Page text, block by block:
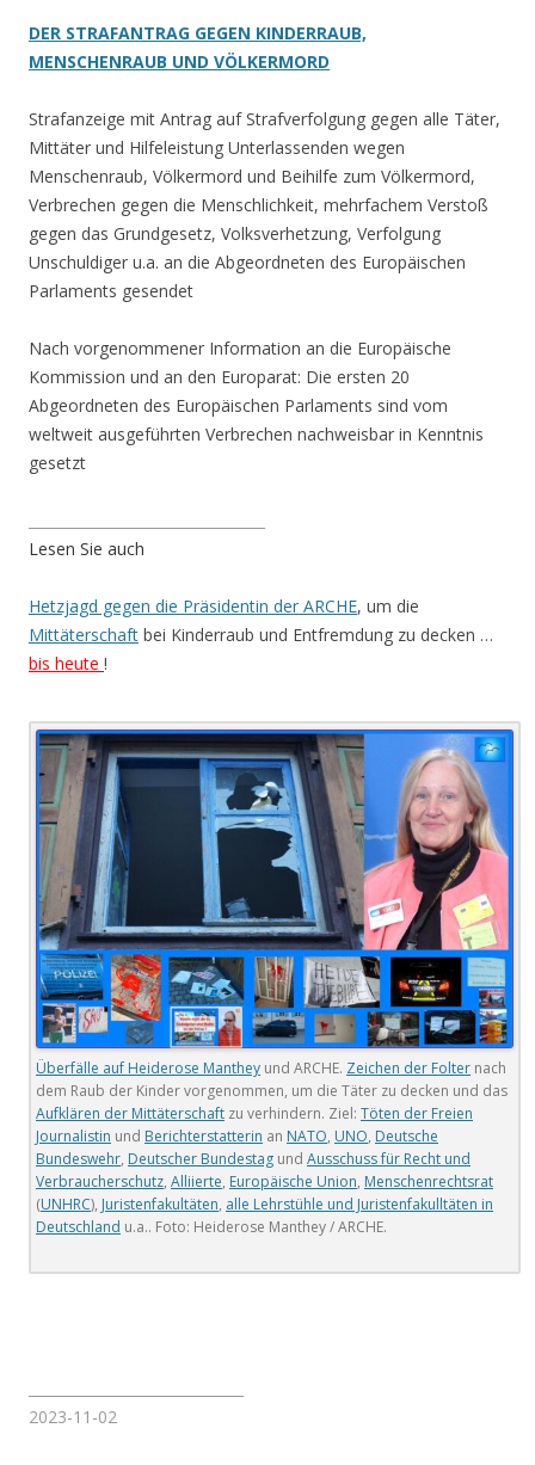
DER STRAFANTRAG GEGEN KINDERRAUB,
MENSCHENRAUB UND VÖLKERMORD
Strafanzeige mit Antrag auf Strafverfolgung gegen alle Täter,
Mittäter und Hilfeleistung Unterlassenden wegen
Menschenraub, Völkermord und Beihilfe zum Völkermord,
Verbrechen gegen die Menschlichkeit, mehrfachem Verstoß
gegen das Grundgesetz, Volksverhetzung, Verfolgung
Unschuldiger u.a. an die Abgeordneten des Europäischen
Parlaments gesendet
Nach vorgenommener Information an die Europäische
Kommission und an den Europarat: Die ersten 20
Abgeordneten des Europäischen Parlaments sind vom
weltweit ausgeführten Verbrechen nachweisbar in Kenntnis
gesetzt
Lesen Sie auch
Hetzjagd gegen die Präsidentin der ARCHE, um die
Mittäterschaft bei Kinderraub und Entfremdung zu decken …
bis heute !
Überfälle auf Heiderose Manthey und ARCHE. Zeichen der Folter nach
dem Raub der Kinder vorgenommen, um die Täter zu decken und das
Aufklären der Mittäterschaft zu verhindern. Ziel: Töten der Freien
Journalistin und Berichterstatterin an NATO, UNO, Deutsche
Bundeswehr, Deutscher Bundestag und Ausschuss für Recht und
Verbraucherschutz, Alliierte, Europäische Union, Menschenrechtsrat
(UNHRC), Juristenfakultäten, alle Lehrstühle und Juristenfakulltäten in
Deutschland u.a.. Foto: Heiderose Manthey / ARCHE.
2023-11-02